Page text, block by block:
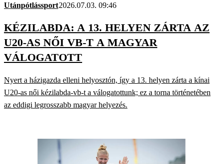
Utánpótlássport2026.07.03. 09:46
KÉZILABDA: A 13. HELYEN ZÁRTA AZ
U20-AS NŐI VB-T A MAGYAR
VÁLOGATOTT
Nyert a házigazda elleni helyosztón, így a 13. helyen zárta a kínai
U20-as női kézilabda-vb-t a válogatottunk; ez a torna történetében
az eddigi legrosszabb magyar helyezés.